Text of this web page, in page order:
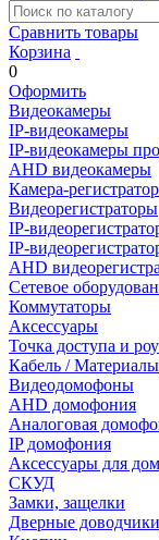
Сравнить товары
Корзина
0
Оформить
Видеокамеры
IP-видеокамеры
IP-видеокамеры
AHD видеокамеры
Камера-регистратор
Видеорегистраторы
IP-
IP-
AHD
Сетевое
Коммутаторы
Аксессуары
Точка доступа и
Кабель / Материалы
Видеодомофоны
AHD домофония
Аналоговая
IP домофония
Аксессуары для
СКУД
Замки, защелки
Дверные доводчики